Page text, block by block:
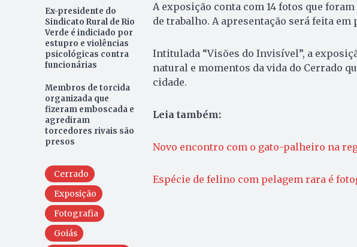
Ex-presidente do
Sindicato Rural de Rio
Verde é indiciado por
estupro e violências
psicológicas contra
funcionárias
Membros de torcida
organizada que
fizeram emboscada e
agrediram
torcedores rivais são
presos
Cerrado
Exposição
Fotografia
Goiás
A exposição conta com 14 fotos que
de trabalho. A apresentação será feita
Intitulada “Visões do Invisível”, a
natural e momentos da vida do Cerrado
cidade.
Leia também:
Novo encontro com o gato-palheiro na
Espécie de felino com pelagem rara é